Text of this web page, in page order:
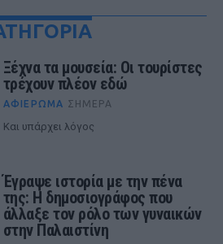
Ξέχνα τα μουσεία: Οι τουρίστες
τρέχουν πλέον εδώ
ΑΦΙΈΡΩΜΑ ΣΉΜΕΡΑ
Και υπάρχει λόγος
Έγραψε ιστορία με την πένα
της: Η δημοσιογράφος που
άλλαξε τον ρόλο των γυναικών
στην Παλαιστίνη